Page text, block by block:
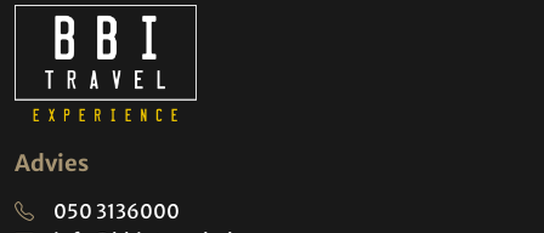
Advies
050 3136000